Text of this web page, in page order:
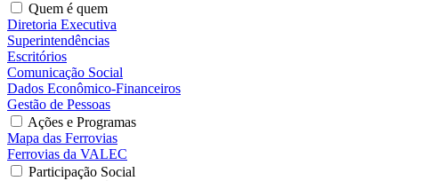
Quem é quem
Diretoria Executiva
Superintendências
Escritórios
Comunicação Social
Dados Econômico-Financeiros
Gestão de Pessoas
Ações e Programas
Mapa das Ferrovias
Ferrovias da VALEC
Participação Social